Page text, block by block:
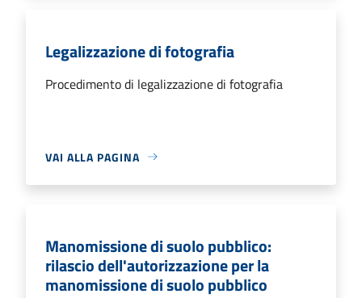
Legalizzazione di fotografia
Procedimento di legalizzazione di fotografia
VAI ALLA PAGINA
Manomissione di suolo pubblico:
rilascio dell'autorizzazione per la
manomissione di suolo pubblico